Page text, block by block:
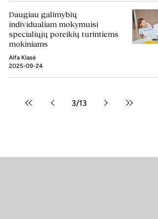
Daugiau galimybių
individualiam mokymuisi
specialiųjų poreikių turintiems
mokiniams
Alfa Klasė
2025-09-24
3/13